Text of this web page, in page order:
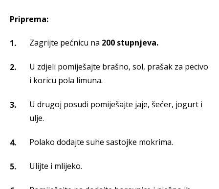
Priprema:
Zagrijte pećnicu na 200 stupnjeva.
U zdjeli pomiješajte brašno, sol, prašak za pecivo
i koricu pola limuna.
U drugoj posudi pomiješajte jaje, šećer, jogurt i
ulje.
Polako dodajte suhe sastojke mokrima.
Ulijte i mlijeko.